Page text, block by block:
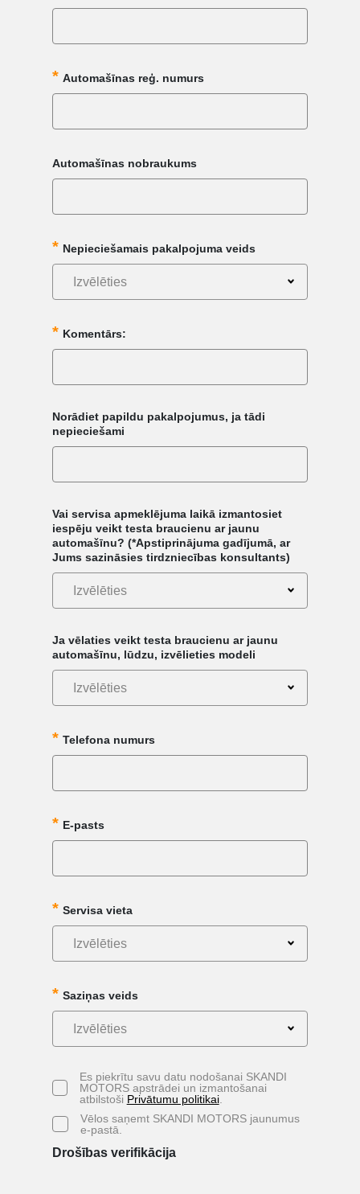
Automašīnas reģ. numurs
Automašīnas nobraukums
Nepieciešamais pakalpojuma veids
Izvēlēties
Komentārs:
Norādiet papildu pakalpojumus, ja tādi
nepieciešami
Vai servisa apmeklējuma laikā izmantosiet
iespēju veikt testa braucienu ar jaunu
automašīnu? (*Apstiprinājuma gadījumā, ar
Jums sazināsies tirdzniecības konsultants)
Izvēlēties
Ja vēlaties veikt testa braucienu ar jaunu
automašīnu, lūdzu, izvēlieties modeli
Izvēlēties
Telefona numurs
E-pasts
Servisa vieta
Izvēlēties
Saziņas veids
Izvēlēties
Es piekrītu savu datu nodošanai SKANDI
MOTORS apstrādei un izmantošanai
atbilstoši Privātumu politikai.
Vēlos saņemt SKANDI MOTORS jaunumus
e-pastā.
Drošības verifikācija